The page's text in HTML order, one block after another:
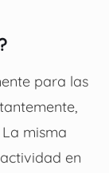
para las
misma
en